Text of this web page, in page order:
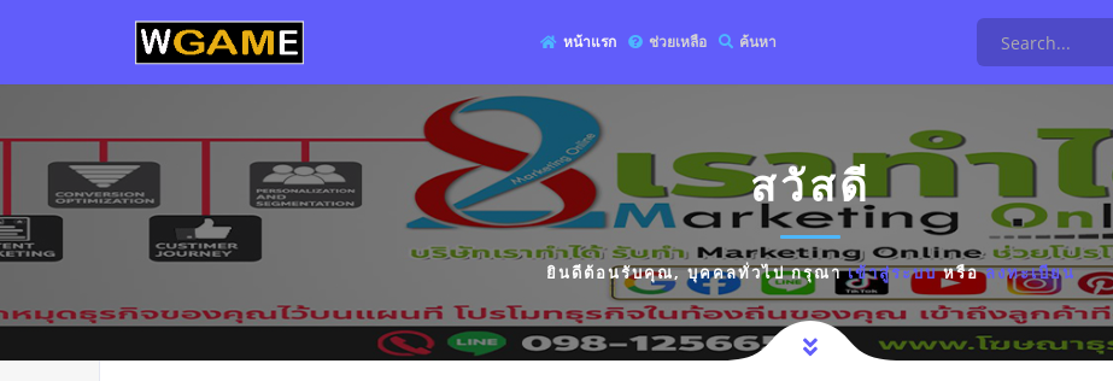
หน้าแรก ช่วยเหลือ ค้นหา
สวัสดี
ยินดีต้อนรับคุณ,บุคคลทั่วไปกรุณาเข้าสู่ระบบหรือลงทะเบียน